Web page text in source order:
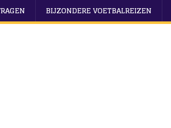
BIJZONDERE VOETBALREIZEN